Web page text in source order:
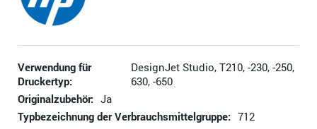
Verwendung für
Druckertyp:
DesignJet Studio, T210, -230, -250,
630, -650
Originalzubehör: Ja
Typbezeichnung der Verbrauchsmittelgruppe: 712